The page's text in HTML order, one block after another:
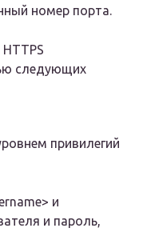
номер порта.
следующих
привилегий
и
и пароль,